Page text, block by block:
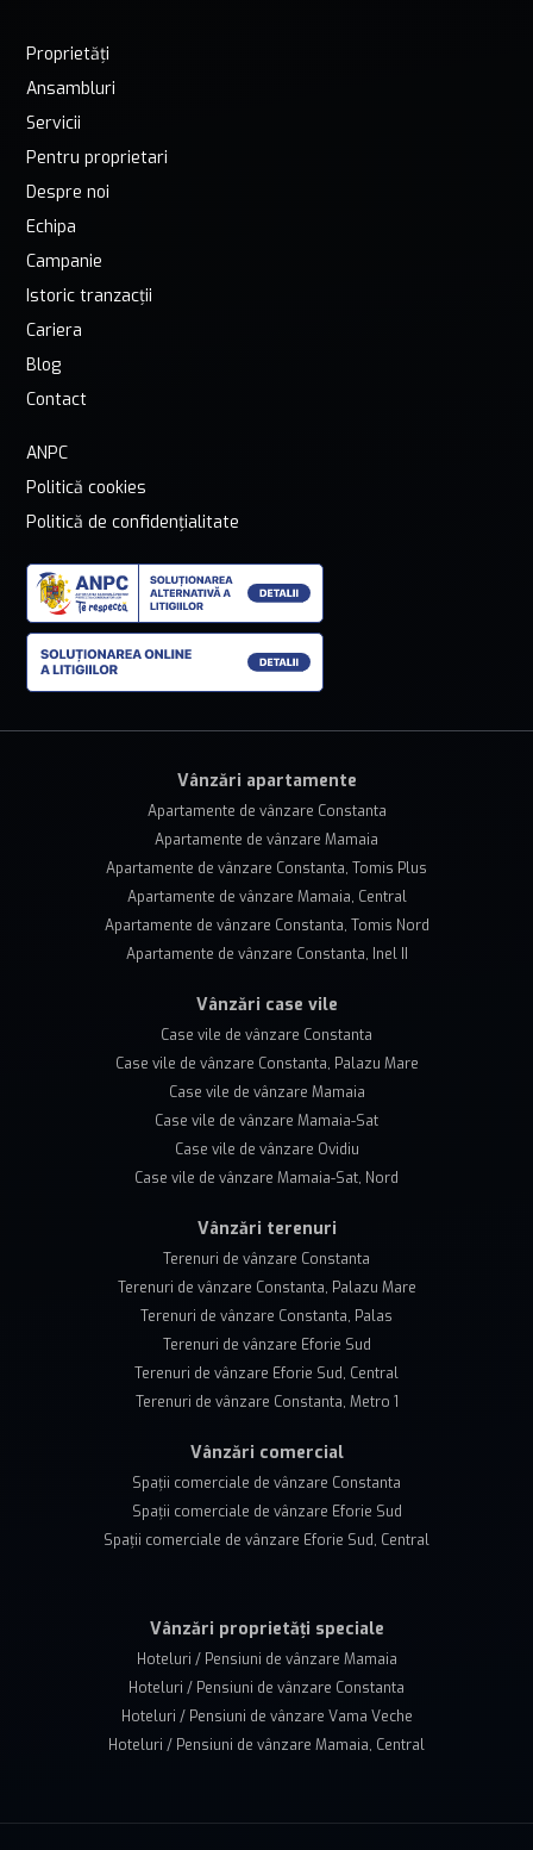
Proprietăți
Ansambluri
Servicii
Pentru proprietari
Despre noi
Echipa
Campanie
Istoric tranzacții
Cariera
Blog
Contact
ANPC
Politică cookies
Politică de confidențialitate
Vânzări apartamente
Apartamente de vânzare Constanta
Apartamente de vânzare Mamaia
Apartamente de vânzare Constanta, Tomis Plus
Apartamente de vânzare Mamaia, Central
Apartamente de vânzare Constanta, Tomis Nord
Apartamente de vânzare Constanta, Inel II
Vânzări case vile
Case vile de vânzare Constanta
Case vile de vânzare Constanta, Palazu Mare
Case vile de vânzare Mamaia
Case vile de vânzare Mamaia-Sat
Case vile de vânzare Ovidiu
Case vile de vânzare Mamaia-Sat, Nord
Vânzări terenuri
Terenuri de vânzare Constanta
Terenuri de vânzare Constanta, Palazu Mare
Terenuri de vânzare Constanta, Palas
Terenuri de vânzare Eforie Sud
Terenuri de vânzare Eforie Sud, Central
Terenuri de vânzare Constanta, Metro 1
Vânzări comercial
Spații comerciale de vânzare Constanta
Spații comerciale de vânzare Eforie Sud
Spații comerciale de vânzare Eforie Sud, Central
Vânzări proprietăți speciale
Hoteluri / Pensiuni de vânzare Mamaia
Hoteluri / Pensiuni de vânzare Constanta
Hoteluri / Pensiuni de vânzare Vama Veche
Hoteluri / Pensiuni de vânzare Mamaia, Central